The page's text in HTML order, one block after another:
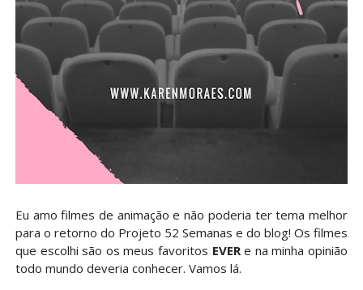
Eu amo filmes de animação e não poderia ter tema melhor
para o retorno do Projeto 52 Semanas e do blog! Os filmes
que escolhi são os meus favoritos EVERe na minha opinião
todo mundo deveria conhecer. Vamos lá.